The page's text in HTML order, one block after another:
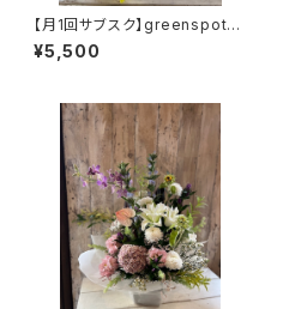
【月1回サブスク】greenspotが
選ぶ旬の切花（送料込）
¥5,500